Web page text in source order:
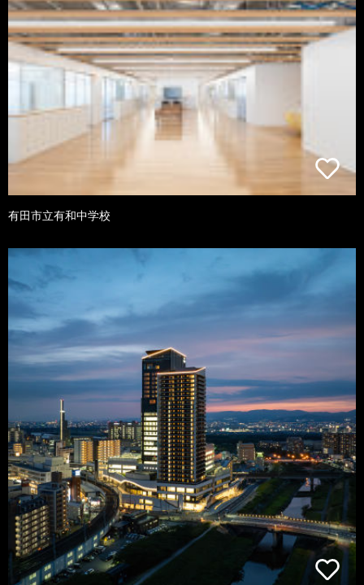
有田市立有和中学校